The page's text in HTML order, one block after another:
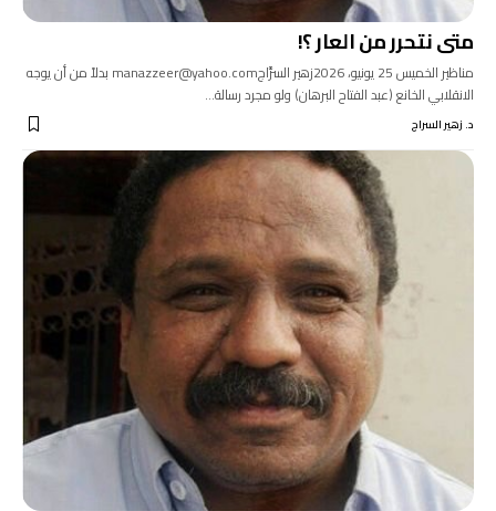
متى نتحرر من العار ؟!
مناظير الخميس 25 يونيو، 2026زهير السرَّاجmanazzeer@yahoo.com بدلاً من أن يوجه
الانقلابي الخانع (عبد الفتاح البرهان) ولو مجرد رسالة…
د. زهير السراج